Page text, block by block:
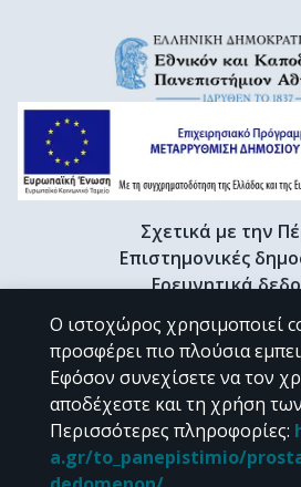
Σχετικά με την
Επιστημονικές
Ερευνητικά
Διδακτορικές διατριβές &
Προφίλ
CC
Εκτός αν αναφέρεται διαφορετικά, το
Ο ιστοχώρος χρησιμοποιεί
προσφέρει πιο πλούσια
Εφόσον συνεχίσετε να τον
αποδέχεστε και τη χρήση
Περισσότερες πληροφορίες:
a.gr/to_panepistimio/